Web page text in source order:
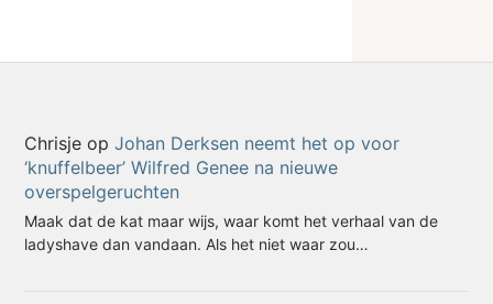
Chrisje opJohan Derksen neemt het op voor
‘knuffelbeer’ Wilfred Genee na nieuwe
overspelgeruchten
Maak dat de kat maar wijs, waar komt het verhaal van de
ladyshave dan vandaan. Als het niet waar zou…